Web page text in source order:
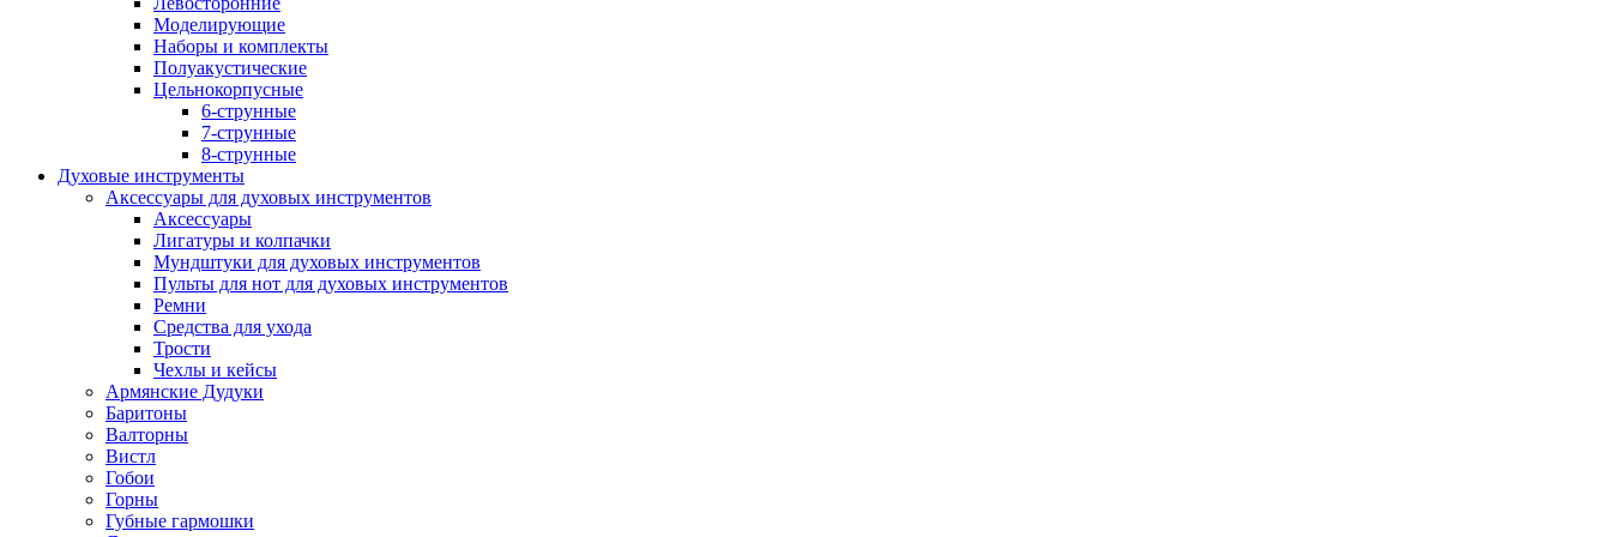
Моделирующие
Наборы и комплекты
Полуакустические
Цельнокорпусные
6-струнные
7-струнные
8-струнные
Духовые инструменты
Аксессуары для духовых инструментов
Аксессуары
Лигатуры и колпачки
Мундштуки для духовых инструментов
Пульты для нот для духовых инструментов
Ремни
Средства для ухода
Трости
Чехлы и кейсы
Армянские Дудуки
Баритоны
Валторны
Вистл
Гобои
Горны
Губные гармошки